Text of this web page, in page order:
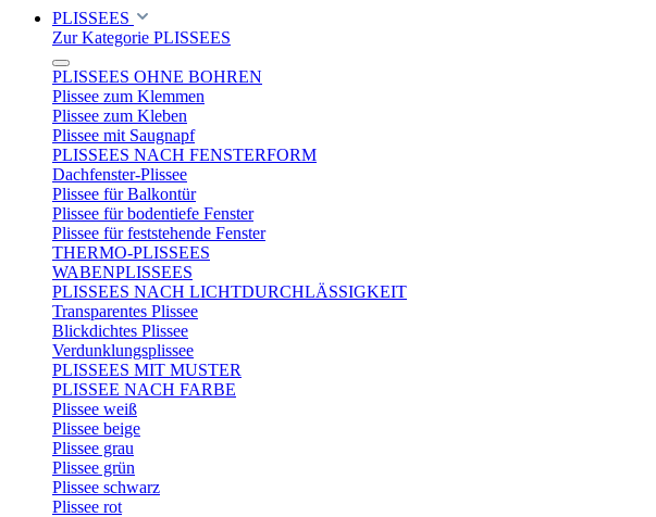
PLISSEES
Zur Kategorie PLISSEES
PLISSEES OHNE BOHREN
Plissee zum Klemmen
Plissee zum Kleben
Plissee mit Saugnapf
PLISSEES NACH FENSTERFORM
Dachfenster-Plissee
Plissee für Balkontür
Plissee für bodentiefe Fenster
Plissee für feststehende Fenster
THERMO-PLISSEES
WABENPLISSEES
PLISSEES NACH LICHTDURCHLÄSSIGKEIT
Transparentes Plissee
Blickdichtes Plissee
Verdunklungsplissee
PLISSEES MIT MUSTER
PLISSEE NACH FARBE
Plissee weiß
Plissee beige
Plissee grau
Plissee grün
Plissee schwarz
Plissee rot